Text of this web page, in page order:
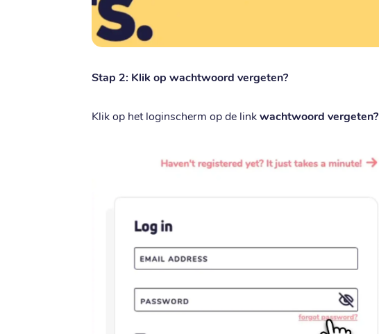
Stap 2: Klik op wachtwoord vergeten?
Klik op het loginscherm op de linkwachtwoord vergeten?